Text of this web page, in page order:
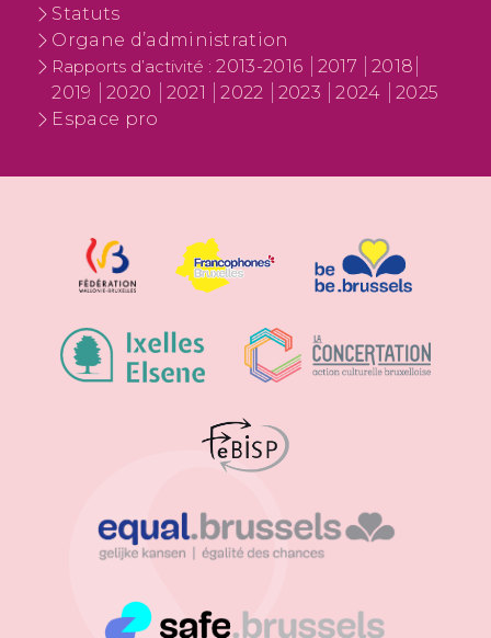
Statuts
Organe d’administration
Rapports d’activité :2013-2016 2017
2018
2019
2020 2021 2022 2023 2024
2025
Espace pro